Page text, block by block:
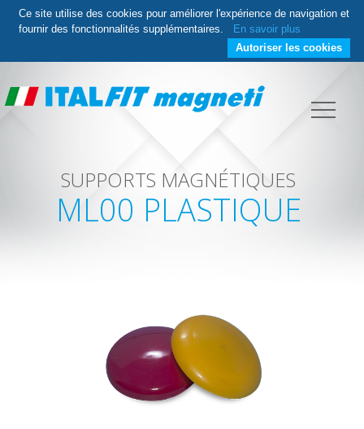
SUPPORTS MAGNÉTIQUES
ML00 PLASTIQUE
Ce site utilise des cookies pour améliorer l'expérience de navigation et
fournir des fonctionnalités supplémentaires.
En savoir plus
Autoriser les cookies